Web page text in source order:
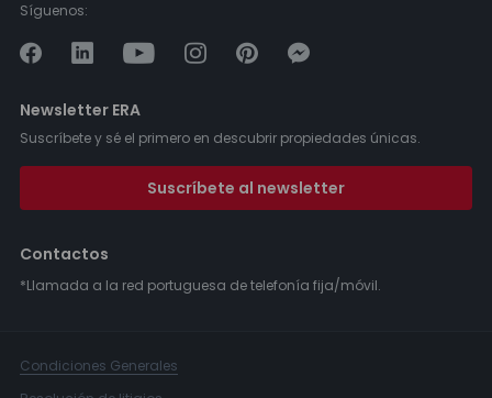
Síguenos:
Newsletter ERA
Suscríbete y sé el primero en descubrir propiedades únicas.
Suscríbete al newsletter
Contactos
*Llamada a la red portuguesa de telefonía fija/móvil.
Condiciones Generales